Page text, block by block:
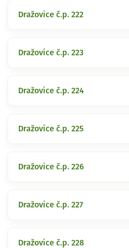
Dražovice č.p. 222
Dražovice č.p. 223
Dražovice č.p. 224
Dražovice č.p. 225
Dražovice č.p. 226
Dražovice č.p. 227
Dražovice č.p. 228